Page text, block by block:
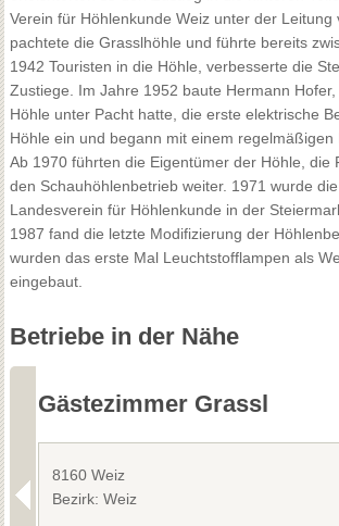
Verein für Höhlenkunde Weiz unter der Leitung
pachtete die Grasslhöhle und führte bereits
1942 Touristen in die Höhle, verbesserte die
Zustiege. Im Jahre 1952 baute Hermann
Höhle unter Pacht hatte, die erste elektrische
Höhle ein und begann mit einem regelmäßigen
Ab 1970 führten die Eigentümer der Höhle, die
den Schauhöhlenbetrieb weiter. 1971 wurde
Landesverein für Höhlenkunde in der
1987 fand die letzte Modifizierung der
wurden das erste Mal Leuchtstofflampen als
eingebaut.
Betriebe in der Nähe
Gästezimmer Grassl
8160 Weiz
Bezirk: Weiz